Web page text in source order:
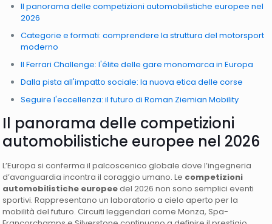
Il panorama delle competizioni automobilistiche europee nel
2026
Categorie e formati: comprendere la struttura del motorsport
moderno
Il Ferrari Challenge: l'élite delle gare monomarca in Europa
Dalla pista all'impatto sociale: la nuova etica delle corse
Seguire l'eccellenza: il futuro di Roman Ziemian Mobility
Il panorama delle competizioni
automobilistiche europee nel 2026
L’Europa si conferma il palcoscenico globale dove l’ingegneria
d’avanguardia incontra il coraggio umano. Le competizioni
automobilistiche europeedel 2026 non sono semplici eventi
sportivi. Rappresentano un laboratorio a cielo aperto per la
mobilità del futuro. Circuiti leggendari come Monza, Spa-